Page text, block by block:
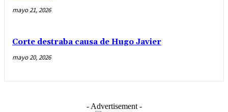
mayo 21, 2026
Corte destraba causa de Hugo Javier
mayo 20, 2026
- Advertisement -